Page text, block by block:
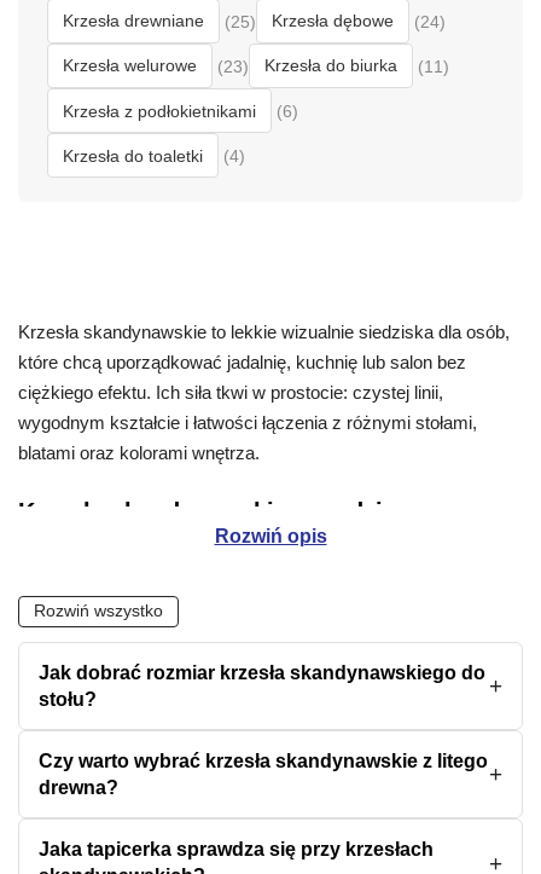
Krzesła drewniane (25) Krzesła dębowe (24)
Krzesła welurowe (23) Krzesła do biurka (11)
Krzesła z podłokietnikami (6)
Krzesła do toaletki (4)
Krzesła skandynawskie to lekkie wizualnie siedziska dla osób,
które chcą uporządkować jadalnię, kuchnię lub salon bez
ciężkiego efektu. Ich siła tkwi w prostocie: czystej linii,
wygodnym kształcie i łatwości łączenia z różnymi stołami,
blatami oraz kolorami wnętrza.
Krzesła skandynawskie w codziennym
praktyczny, ale nie może zdominować przestrzeni. Przy stole
tworzy spokojną kompozycję, w kuchni porządkuje strefę
posiłków, a w salonie dodaje wnętrzu miękkości bez
dekoracyjnego przesytu.
Skandynawski charakter lubi jasne tło, naturalne faktury i
oszczędne formy. Dlatego takie krzesła dobrze wyglądają obok
prostych stołów, komód i witryn, a przy mniejszym metrażu
pomagają zachować wrażenie oddechu.
Rozwiń opis
Rozwiń wszystko
Jak dobrać rozmiar krzesła skandynawskiego do
stołu?
Czy warto wybrać krzesła skandynawskie z litego
drewna?
Jaka tapicerka sprawdza się przy krzesłach